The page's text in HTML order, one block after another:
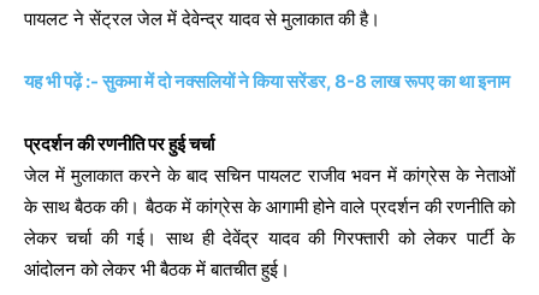
पायलट ने सेंट्रल जेल में देवेन्द्र यादव से मुलाकात की है।
यह भी पढ़ें :- सुकमा में दो नक्सलियों ने किया सरेंडर, 8-8 लाख रूपए का था इनाम
प्रदर्शन की रणनीति पर हुई चर्चा
जेल में मुलाकात करने के बाद सचिन पायलट राजीव भवन में कांग्रेस के नेताओं
के साथ बैठक की। बैठक में कांग्रेस के आगामी होने वाले प्रदर्शन की रणनीति को
लेकर चर्चा की गई। साथ ही देवेंद्र यादव की गिरफ्तारी को लेकर पार्टी के
आंदोलन को लेकर भी बैठक में बातचीत हुई।